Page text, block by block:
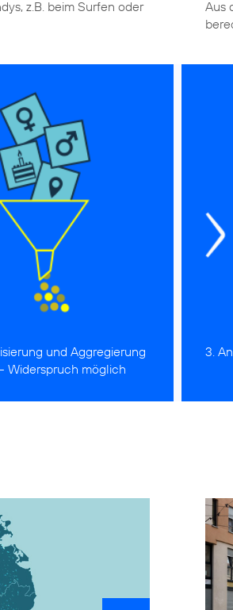
z.B. beim Surfen oder
Aus
und Aggregierung
Widerspruch möglich
3.